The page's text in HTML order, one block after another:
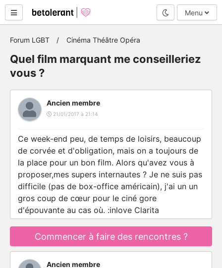
Mode nuit
Menu
Forum LGBT Cinéma Théâtre Opéra
Quel film marquant me conseilleriez
vous ?
Ancien membre
21/01/2017 à 21:14
Ce week-end peu, de temps de loisirs, beaucoup
de corvée et d'obligation, mais on a toujours de
la place pour un bon film. Alors qu'avez vous à
proposer,mes supers internautes ? Je ne suis pas
difficile (pas de box-office américain), j'ai un un
gros coup de cœur pour le ciné gore
d'épouvante au cas où. :inlove Clarita
Commencer à faire des rencontres ?
Ancien membre